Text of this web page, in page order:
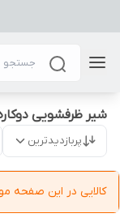
شیر ظرفشویی
پربازدیدترین
کالایی در این صفحه